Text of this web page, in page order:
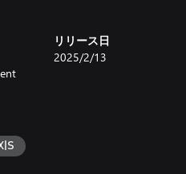
うな、深いつながりを感じ
多種多様な環境や風景に満ち
使用しながら、思いのままに
で、敵を罠にはめたり、凍ら
しましょう。盾で殴りつけ
リリース日
2025/2/13